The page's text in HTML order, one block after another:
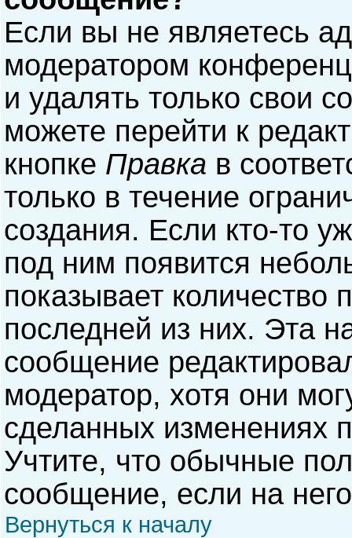
Если вы не являетесь
модератором
и удалять только свои
можете перейти к
кнопке Правка в
только в течение
создания. Если кто-то
под ним появится
показывает количество
последней из них. Эта
сообщение
модератор, хотя они
сделанных изменениях
Учтите, что обычные
сообщение, если на
Вернуться к началу